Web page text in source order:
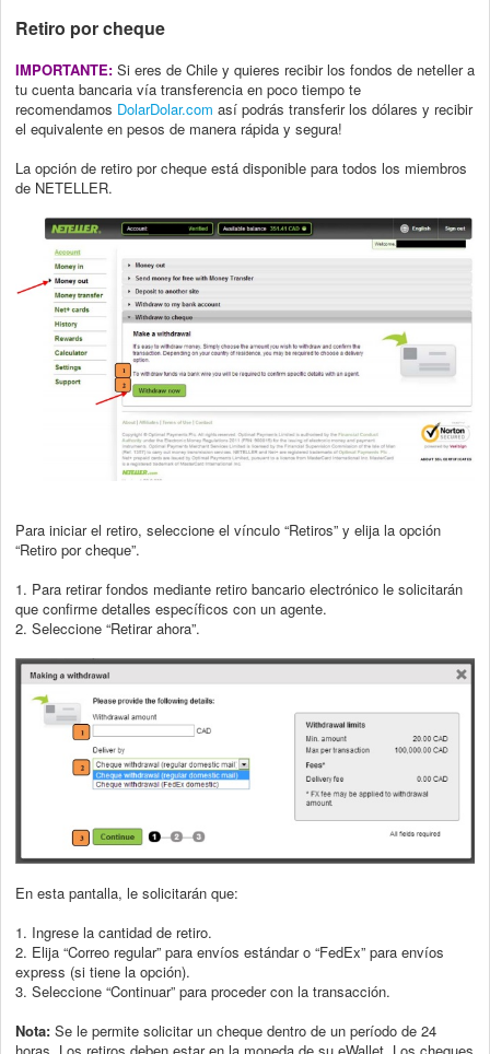
Retiro por cheque
IMPORTANTE: Si eres de Chile y quieres recibir los fondos de neteller a
tu cuenta bancaria vía transferencia en poco tiempo te
recomendamos DolarDolar.com así podrás transferir los dólares y recibir
el equivalente en pesos de manera rápida y segura!
La opción de retiro por cheque está disponible para todos los miembros
de NETELLER.
Para iniciar el retiro, seleccione el vínculo “Retiros” y elija la opción
“Retiro por cheque”.
1. Para retirar fondos mediante retiro bancario electrónico le solicitarán
que confirme detalles específicos con un agente.
2. Seleccione “Retirar ahora”.
En esta pantalla, le solicitarán que:
1. Ingrese la cantidad de retiro.
2. Elija “Correo regular” para envíos estándar o “FedEx” para envíos
express (si tiene la opción).
3. Seleccione “Continuar” para proceder con la transacción.
Nota: Se le permite solicitar un cheque dentro de un período de 24